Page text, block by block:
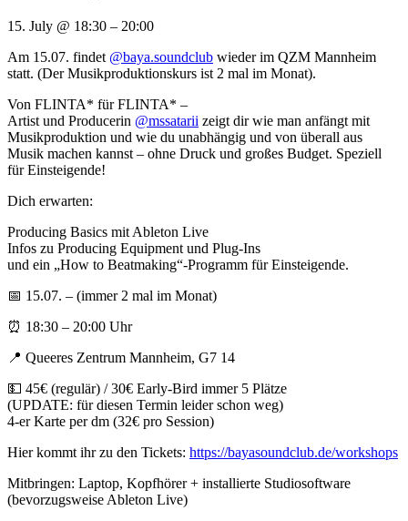
15. July @ 18:30 – 20:00
Am 15.07. findet @baya.soundclub wieder im QZM Mannheim
statt. (Der Musikproduktionskurs ist 2 mal im Monat).
Von FLINTA* für FLINTA* –
Artist und Producerin @mssatarii zeigt dir wie man anfängt mit
Musikproduktion und wie du unabhängig und von überall aus
Musik machen kannst – ohne Druck und großes Budget. Speziell
für Einsteigende!
Dich erwarten:
Producing Basics mit Ableton Live
Infos zu Producing Equipment und Plug-Ins
und ein „How to Beatmaking“-Programm für Einsteigende.
📅 15.07. – (immer 2 mal im Monat)
⏰ 18:30 – 20:00 Uhr
📍 Queeres Zentrum Mannheim, G7 14
💵 45€ (regulär) / 30€ Early-Bird immer 5 Plätze
(UPDATE: für diesen Termin leider schon weg)
4-er Karte per dm (32€ pro Session)
Hier kommt ihr zu den Tickets: https://bayasoundclub.de/workshops
Mitbringen: Laptop, Kopfhörer + installierte Studiosoftware
(bevorzugsweise Ableton Live)